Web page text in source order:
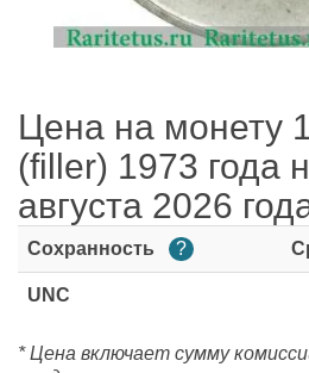
Цена на монету
(filler) 1973 года
августа 2026
Сохранность ?
UNC
* Цена включает сумму